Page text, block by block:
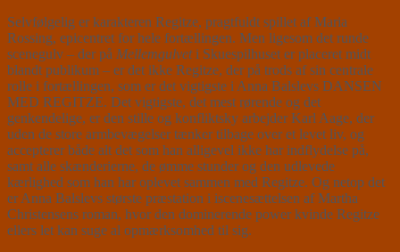
Selvfølgelig er karakteren Regitze, pragtfuldt spillet af Maria
Rossing, epicentret for hele fortællingen. Men ligesom det runde
scenegulv – der på Mellemgulveti Skuespilhuset er placeret midt
blandt publikum – er det ikke Regitze, der på trods af sin centrale
rolle i fortællingen, som er det vigtigste i Anna Balslevs DANSEN
MED REGITZE. Det vigtigste, det mest rørende og det
genkendelige, er den stille og konfliktsky arbejder Karl Aage, der
uden de store armbevægelser tænker tilbage over et levet liv, og
accepterer både alt det som han alligevel ikke har indflydelse på,
samt alle skænderierne, de ømme stunder og den udlevede
kærlighed som han har oplevet sammen med Regitze. Og netop det
er Anna Balslevs største præstation i iscenesættelsen af Martha
Christensens roman, hvor den dominerende power kvinde Regitze
ellers let kan suge al opmærksomhed til sig.